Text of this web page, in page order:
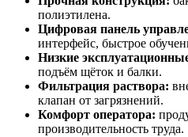
полиэтилена.
Цифровая панель
интерфейс, быстрое
Низкие
подъём щёток и балки.
Фильтрация раствора:
клапан от загрязнений.
Комфорт оператора:
производительность труда.